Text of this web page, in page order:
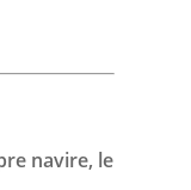
navire, le